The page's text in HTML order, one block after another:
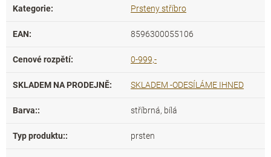
Kategorie: Prsteny stříbro
EAN: 8596300055106
Cenové rozpětí: 0-999,-
SKLADEM NA PRODEJNĚ: SKLADEM -ODESÍLÁME IHNED
Barva:: stříbrná, bílá
Typ produktu:: prsten